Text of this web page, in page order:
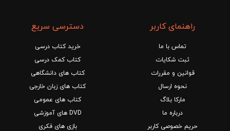
راهنمای کاربر
تماس با ما
ثبت شکایات
قوانین و مقررات
نحوه ارسال
مارکا بلاگ
درباره ما
حریم خصوصی کاربر
دسترسی سریع
خرید کتاب درسی
کتاب کمک درسی
کتاب های دانشگاهی
کتاب های زبان خارجی
کتاب های عمومی
DVD های آموزشی
بازی های فکری